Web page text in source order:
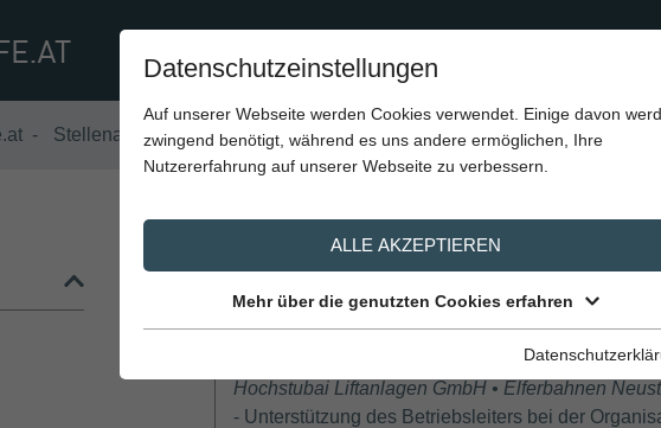
Stellenangebote
Aktuelle
Betriebsleiter-Stellvertreter/in
Hochstubai Liftanlagen GmbH • Elferbahnen
- Unterstützung des Betriebsleiters bei der
Datenschutzeinstellungen
Auf unserer Webseite werden Cookies verwendet. Einige davon
zwingend benötigt, während es uns andere ermöglichen, Ihre
Nutzererfahrung auf unserer Webseite zu verbessern.
ALLE AKZEPTIEREN
Mehr über die genutzten Cookies erfahren